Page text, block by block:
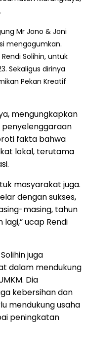
Mr Jono & Joni
mengagumkan.
Solihin, untuk
Sekaligus dirinya
Pekan Kreatif
mengungkapkan
fakta bahwa
lokal, terutama
masyarakat juga.
dengan sukses,
masing, tahun
ucap Rendi
juga
dalam mendukung
Dia
kebersihan dan
mendukung usaha
peningkatan